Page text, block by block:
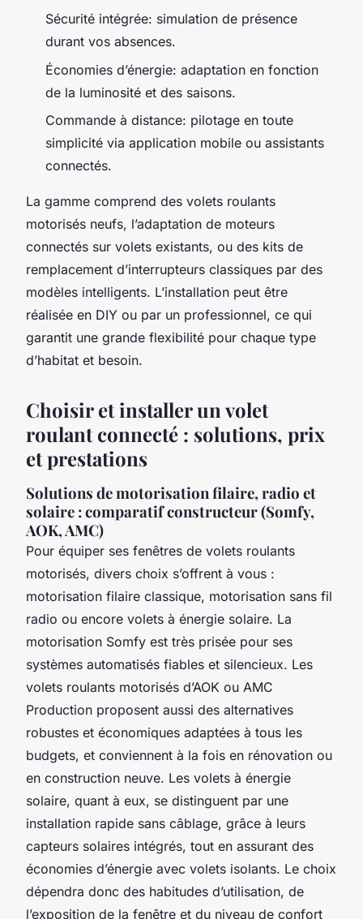
Sécurité intégrée: simulation de présence
durant vos absences.
Économies d’énergie: adaptation en fonction
de la luminosité et des saisons.
Commande à distance: pilotage en toute
simplicité via application mobile ou assistants
connectés.
La gamme comprend des volets roulants
motorisés neufs, l’adaptation de moteurs
connectés sur volets existants, ou des kits de
remplacement d’interrupteurs classiques par des
modèles intelligents. L’installation peut être
réalisée en DIY ou par un professionnel, ce qui
garantit une grande flexibilité pour chaque type
d’habitat et besoin.
Choisir et installer un volet
roulant connecté : solutions, prix
et prestations
Solutions de motorisation filaire, radio et
solaire : comparatif constructeur (Somfy,
AOK, AMC)
Pour équiper ses fenêtres de volets roulants
motorisés, divers choix s’offrent à vous :
motorisation filaire classique, motorisation sans fil
radio ou encore volets à énergie solaire. La
motorisation Somfy est très prisée pour ses
systèmes automatisés fiables et silencieux. Les
volets roulants motorisés d’AOK ou AMC
Production proposent aussi des alternatives
robustes et économiques adaptées à tous les
budgets, et conviennent à la fois en rénovation ou
en construction neuve. Les volets à énergie
solaire, quant à eux, se distinguent par une
installation rapide sans câblage, grâce à leurs
capteurs solaires intégrés, tout en assurant des
économies d’énergie avec volets isolants. Le choix
dépendra donc des habitudes d’utilisation, de
l’exposition de la fenêtre et du niveau de confort